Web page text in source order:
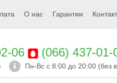
О нас Гарантии
06 (066) 437-01-
Пн-Вс с 8:00 до 20:00 (без